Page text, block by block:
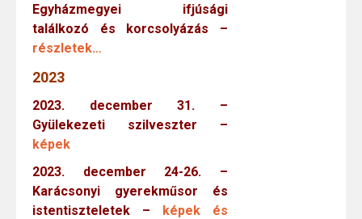
Egyházmegyei ifjúsági
találkozó és korcsolyázás –
részletek…
2023
2023. december 31. –
Gyülekezeti szilveszter –
képek
2023. december 24-26. –
Karácsonyi gyerekműsor és
istentiszteletek – képek és